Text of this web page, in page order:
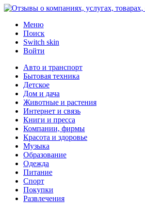
Меню
Поиск
Switch skin
Войти
Авто и транспорт
Бытовая техника
Детское
Дом и дача
Животные и растения
Интернет и связь
Книги и пресса
Компании, фирмы
Красота и здоровье
Музыка
Образование
Одежда
Питание
Спорт
Покупки
Развлечения